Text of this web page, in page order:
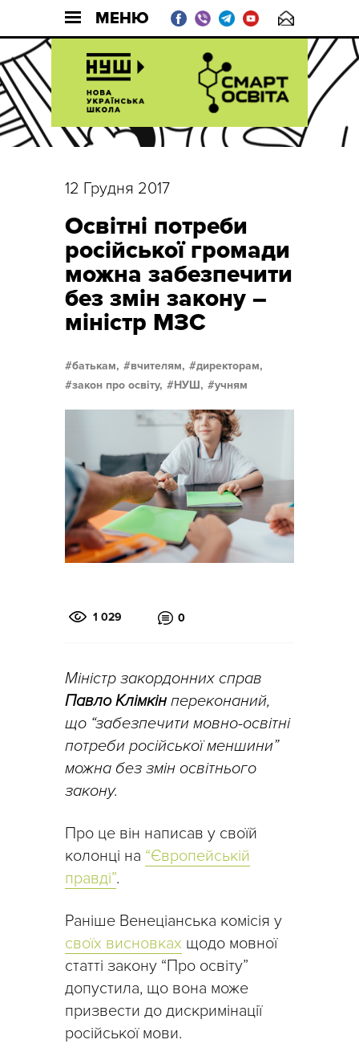
МЕНЮ
12 Грудня 2017
Освітні потреби
російської громади
можна забезпечити
без змін закону –
міністр МЗС
батькам, вчителям,
директорам,
закон про освіту,
НУШ, учням
1 029 0
Міністр закордонних справ
Павло Клімкін переконаний,
що “забезпечити мовно-освітні
потреби російської меншини”
можна без змін освітнього
закону.
Про це він написав у своїй
колонці на “Європейській
правді”.
Раніше Венеціанська комісія у
своїх висновках щодо мовної
статті закону “Про освіту”
допустила, що вона може
призвести до дискримінації
російської мови.